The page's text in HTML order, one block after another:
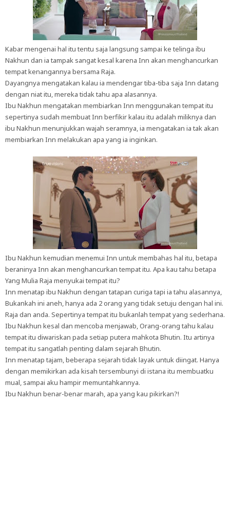
Kabar mengenai hal itu tentu saja langsung sampai ke telinga ibu
Nakhun dan ia tampak sangat kesal karena Inn akan menghancurkan
tempat kenangannya bersama Raja.
Dayangnya mengatakan kalau ia mendengar tiba-tiba saja Inn datang
dengan niat itu, mereka tidak tahu apa alasannya.
Ibu Nakhun mengatakan membiarkan Inn menggunakan tempat itu
sepertinya sudah membuat Inn berfikir kalau itu adalah miliknya dan
ibu Nakhun menunjukkan wajah seramnya, ia mengatakan ia tak akan
membiarkan Inn melakukan apa yang ia inginkan.
Ibu Nakhun kemudian menemui Inn untuk membahas hal itu, betapa
beraninya Inn akan menghancurkan tempat itu. Apa kau tahu betapa
Yang Mulia Raja menyukai tempat itu?
Inn menatap ibu Nakhun dengan tatapan curiga tapi ia tahu alasannya,
Bukankah ini aneh, hanya ada 2 orang yang tidak setuju dengan hal ini.
Raja dan anda. Sepertinya tempat itu bukanlah tempat yang sederhana.
Ibu Nakhun kesal dan mencoba menjawab, Orang-orang tahu kalau
tempat itu diwariskan pada setiap putera mahkota Bhutin. Itu artinya
tempat itu sangatlah penting dalam sejarah Bhutin.
Inn menatap tajam, beberapa sejarah tidak layak untuk diingat. Hanya
dengan memikirkan ada kisah tersembunyi di istana itu membuatku
mual, sampai aku hampir memuntahkannya.
Ibu Nakhun benar-benar marah, apa yang kau pikirkan?!